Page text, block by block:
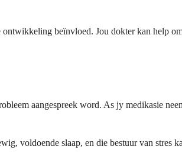
ontwikkeling beïnvloed. Jou dokter kan help
aangespreek word. As jy medikasie
voldoende slaap, en die bestuur van stres